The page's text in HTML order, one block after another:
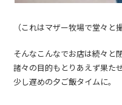
（これはマザー牧場で堂々と
そんなこんなでお店は続々と閉
諸々の目的もとりあえず果た
少し遅めの夕ご飯タイムに。